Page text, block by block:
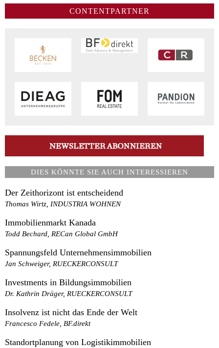
CONTENTPARTNER
DIES KÖNNTE SIE AUCH INTERESSIEREN
Der Zeithorizont ist entscheidend
Thomas Wirtz, INDUSTRIA WOHNEN
Immobilienmarkt Kanada
Todd Bechard, RECan Global GmbH
Spannungsfeld Unternehmensimmobilien
Jan Schweiger, RUECKERCONSULT
Investments in Bildungsimmobilien
Dr. Kathrin Dräger, RUECKERCONSULT
Insolvenz ist nicht das Ende der Welt
Francesco Fedele, BF.direkt
Standortplanung von Logistikimmobilien